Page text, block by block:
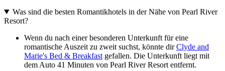
Was sind die besten Romantikhotels in der Nähe von Pearl River
Resort?
Wenn du nach einer besonderen Unterkunft für eine
romantische Auszeit zu zweit suchst, könnte dirClyde and
Marie's Bed & Breakfast gefallen. Die Unterkunft liegt mit
dem Auto 41 Minuten von Pearl River Resort entfernt.